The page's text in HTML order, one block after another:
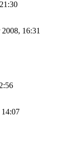
16:31
14:07